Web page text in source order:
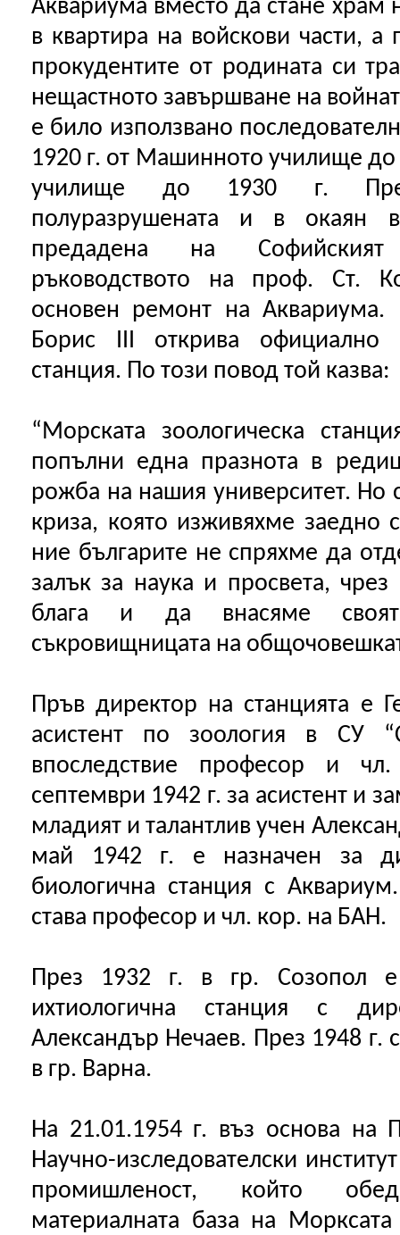
Аквариума вместо да стане храм
в квартира на войскови части, а
прокудентите от родината си
нещастното завършване на
е било използвано
1920 г. от Машинното училище до
училище до 1930 г.
полуразрушената и в окаян
предадена на
ръководството на проф. Ст.
основен ремонт на
Борис III открива официално
станция. По този повод той казва:
“Морската зоологическа
попълни една празнота в
рожба на нашия университет. Но
криза, която изживяхме заедно
ние българите не спряхме да
залък за наука и просвета,
блага и да внасяме
съкровищницата на
Пръв директор на станцията е
асистент по зоология в СУ
впоследствие професор и
септември 1942 г. за асистент и
младият и талантлив учен
май 1942 г. е назначен за
биологична станция с
става професор и чл. кор. на БАН.
През 1932 г. в гр. Созопол е
ихтиологична станция с
Александър Нечаев. През 1948 г.
в гр. Варна.
На 21.01.1954 г. въз основа
Научно-изследователски
промишленост, който
материалната база на